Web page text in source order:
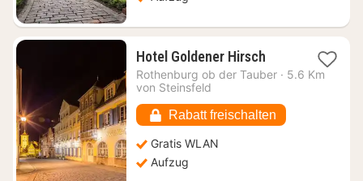
Hotel Goldener Hirsch1
Nacht
€
Rothenburg ob der Tauber · 5.6 Km
von Steinsfeld
Rabatt freischalten
Gratis WLAN
Aufzug